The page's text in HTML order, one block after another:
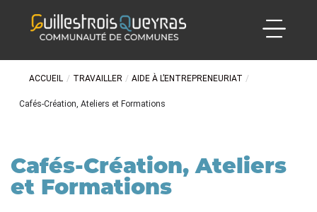
ACCUEIL / TRAVAILLER / AIDE À L’ENTREPRENEURIAT /
Cafés-Création, Ateliers et Formations
Cafés-Création, Ateliers
et Formations